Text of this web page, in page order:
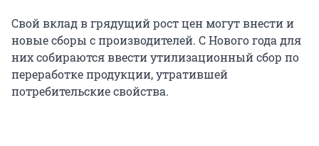
Свой вклад в грядущий рост цен могут внести и
новые сборы с производителей. С Нового года для
них собираются ввести утилизационный сбор по
переработке продукции, утратившей
потребительские свойства.